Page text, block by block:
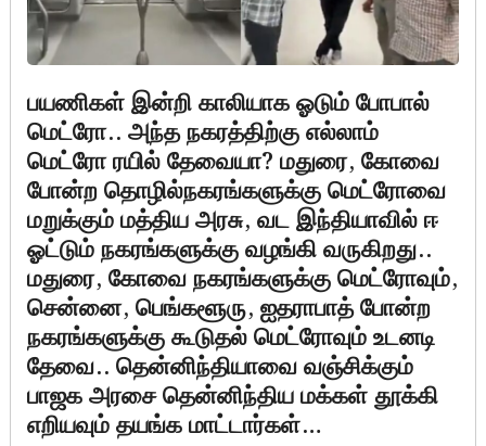
பயணிகள் இன்றி காலியாக ஓடும் போபால்
மெட்ரோ.. அந்த நகரத்திற்கு எல்லாம்
மெட்ரோ ரயில் தேவையா? மதுரை, கோவை
போன்ற தொழில்நகரங்களுக்கு மெட்ரோவை
மறுக்கும் மத்திய அரசு, வட இந்தியாவில் ஈ
ஓட்டும் நகரங்களுக்கு வழங்கி வருகிறது..
மதுரை, கோவை நகரங்களுக்கு மெட்ரோவும்,
சென்னை, பெங்களூரு, ஐதராபாத் போன்ற
நகரங்களுக்கு கூடுதல் மெட்ரோவும் உடனடி
தேவை.. தென்னிந்தியாவை வஞ்சிக்கும்
பாஜக அரசை தென்னிந்திய மக்கள் தூக்கி
எறியவும் தயங்க மாட்டார்கள்…